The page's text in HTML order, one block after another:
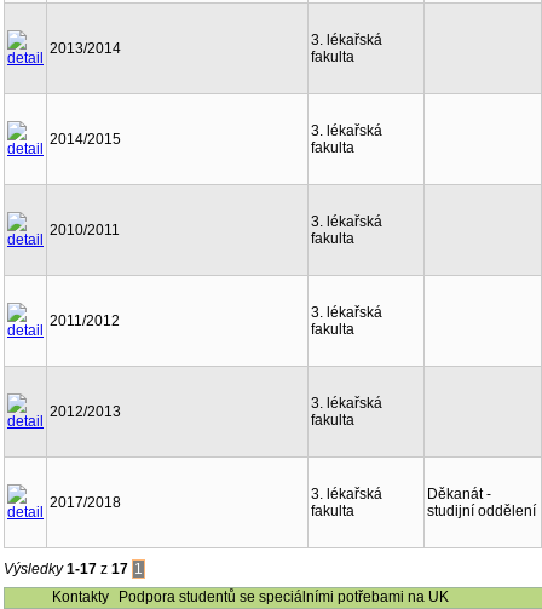
2013/2014
3. lékařská
fakulta
2014/2015
3. lékařská
fakulta
2010/2011
3. lékařská
fakulta
2011/2012
3. lékařská
fakulta
2012/2013
3. lékařská
fakulta
2017/2018
3. lékařská
fakulta
Děkanát -
studijní oddělení
Výsledky1-17 z 17 1
Kontakty
Podpora studentů se speciálními potřebami na UK